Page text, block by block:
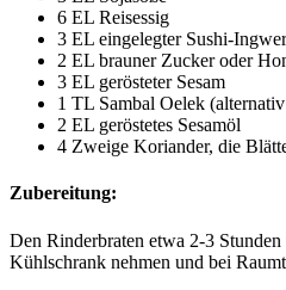
6 EL Reisessig
3 EL eingelegter Sushi-Ingwer
2 EL brauner Zucker oder
3 EL gerösteter Sesam
1 TL Sambal Oelek
2 EL geröstetes Sesamöl
4 Zweige Koriander, die
Zubereitung:
Den Rinderbraten etwa 2-3
Kühlschrank nehmen und bei